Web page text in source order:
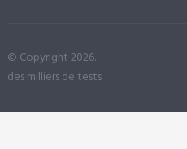
© Copyright 2026.
des milliers de tests